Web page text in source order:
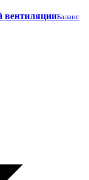
Баланс